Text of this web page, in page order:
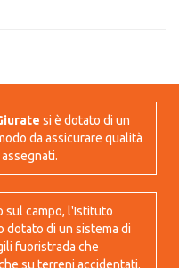
si è dotato di un
da assicurare qualità
sul campo, l'Istituto
dotato di un sistema di
fuoristrada che
su terreni accidentati.